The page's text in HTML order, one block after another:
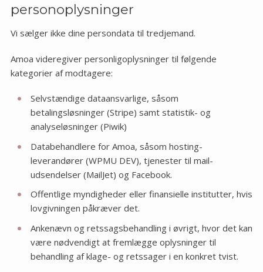
personoplysninger
Vi sælger ikke dine persondata til tredjemand.
Amoa videregiver personligoplysninger til følgende
kategorier af modtagere:
Selvstændige dataansvarlige, såsom
betalingsløsninger (Stripe) samt statistik- og
analyseløsninger (Piwik)
Databehandlere for Amoa, såsom hosting-
leverandører (WPMU DEV), tjenester til mail-
udsendelser (MailJet) og Facebook.
Offentlige myndigheder eller finansielle institutter, hvis
lovgivningen påkræver det.
Ankenævn og retssagsbehandling i øvrigt, hvor det kan
være nødvendigt at fremlægge oplysninger til
behandling af klage- og retssager i en konkret tvist.